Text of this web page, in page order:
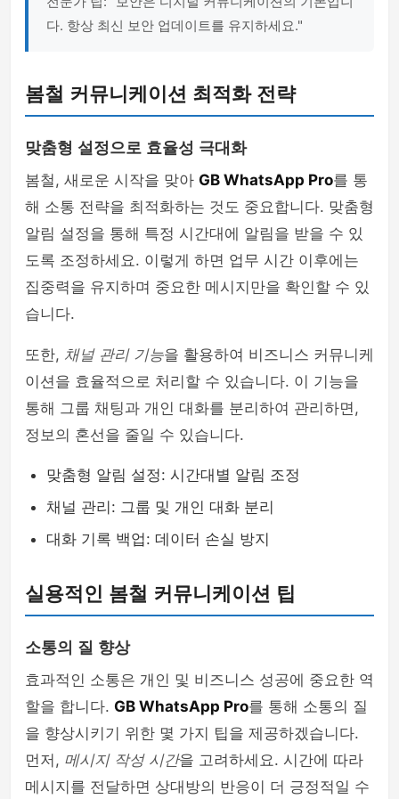
다. 항상 최신 보안 업데이트를 유지하세요."
봄철 커뮤니케이션 최적화 전략
맞춤형 설정으로 효율성 극대화
봄철, 새로운 시작을 맞아 GB WhatsApp Pro를 통
해 소통 전략을 최적화하는 것도 중요합니다. 맞춤형
알림 설정을 통해 특정 시간대에 알림을 받을 수 있
도록 조정하세요. 이렇게 하면 업무 시간 이후에는
집중력을 유지하며 중요한 메시지만을 확인할 수 있
습니다.
또한, 채널 관리 기능을 활용하여 비즈니스 커뮤니케
이션을 효율적으로 처리할 수 있습니다. 이 기능을
통해 그룹 채팅과 개인 대화를 분리하여 관리하면,
정보의 혼선을 줄일 수 있습니다.
맞춤형 알림 설정: 시간대별 알림 조정
채널 관리: 그룹 및 개인 대화 분리
대화 기록 백업: 데이터 손실 방지
실용적인 봄철 커뮤니케이션 팁
소통의 질 향상
효과적인 소통은 개인 및 비즈니스 성공에 중요한 역
할을 합니다. GB WhatsApp Pro를 통해 소통의 질
을 향상시키기 위한 몇 가지 팁을 제공하겠습니다.
먼저, 메시지 작성 시간을 고려하세요. 시간에 따라
메시지를 전달하면 상대방의 반응이 더 긍정적일 수